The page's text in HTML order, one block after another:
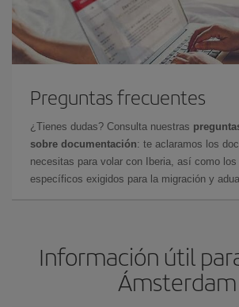
Preguntas frecuentes
¿Tienes dudas? Consulta nuestras
sobre documentación: te aclaramos los
necesitas para volar con Iberia, así como los
específicos exigidos para la migración y
Información útil
Ámsterdam